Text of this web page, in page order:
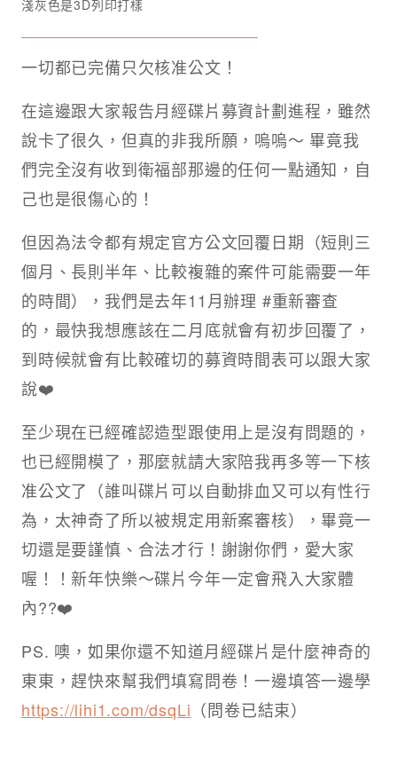
淺灰色是3D列印打樣
一切都已完備只欠核准公文！
在這邊跟大家報告月經碟片募資計劃進程，雖然
說卡了很久，但真的非我所願，嗚嗚～ 畢竟我
們完全沒有收到衛福部那邊的任何一點通知，自
己也是很傷心的！
但因為法令都有規定官方公文回覆日期（短則三
個月、長則半年、比較複雜的案件可能需要一年
的時間），我們是去年11月辦理 #重新審查
的，最快我想應該在二月底就會有初步回覆了，
到時候就會有比較確切的募資時間表可以跟大家
說❤️
至少現在已經確認造型跟使用上是沒有問題的，
也已經開模了，那麼就請大家陪我再多等一下核
准公文了（誰叫碟片可以自動排血又可以有性行
為，太神奇了所以被規定用新案審核），畢竟一
切還是要謹慎、合法才行！謝謝你們，愛大家
喔！！新年快樂～碟片今年一定會飛入大家體
內??❤️
PS. 噢，如果你還不知道月經碟片是什麼神奇的
東東，趕快來幫我們填寫問卷！一邊填答一邊學
https://lihi1.com/dsqLi （問卷已結束）